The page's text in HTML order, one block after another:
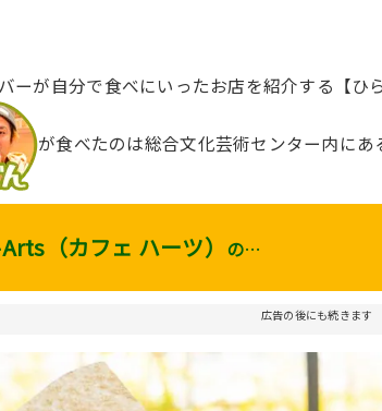
ーが自分で食べにいったお店を紹介する【ひ
が食べたのは総合文化芸術センター内に
（カフェ ハーツ） の…
広告の後にも続きます